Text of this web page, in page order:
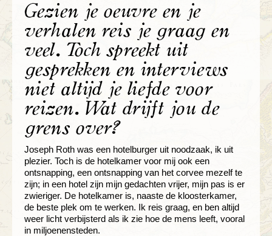
Gezien je oeuvre en je
verhalen reis je graag en
veel. Toch spreekt uit
gesprekken en interviews
niet altijd je liefde voor
reizen. Wat drijft jou de
grens over?
Joseph Roth was een hotelburger uit noodzaak, ik uit
plezier. Toch is de hotelkamer voor mij ook een
ontsnapping, een ontsnapping van het corvee mezelf te
zijn; in een hotel zijn mijn gedachten vrijer, mijn pas is er
zwieriger. De hotelkamer is, naaste de kloosterkamer,
de beste plek om te werken. Ik reis graag, en ben altijd
weer licht verbijsterd als ik zie hoe de mens leeft, vooral
in miljoenensteden.